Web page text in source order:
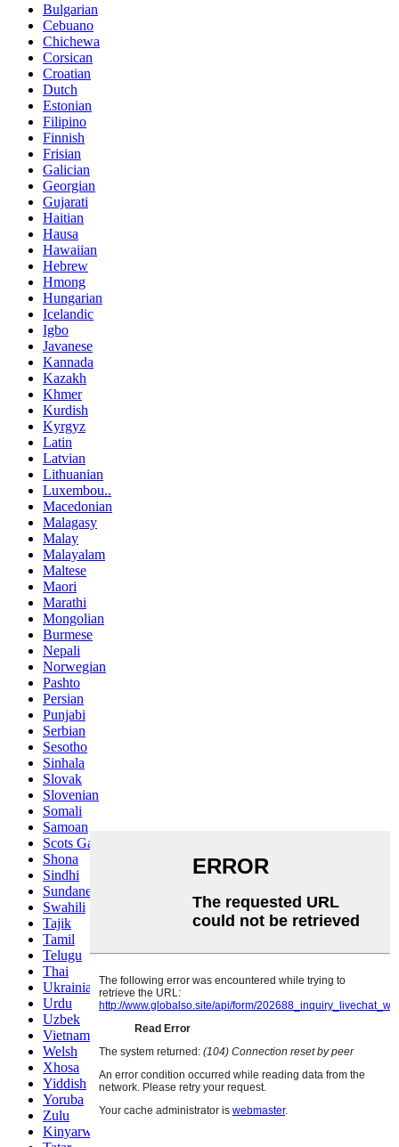
Bulgarian
Cebuano
Chichewa
Corsican
Croatian
Dutch
Estonian
Filipino
Finnish
Frisian
Galician
Georgian
Gujarati
Haitian
Hausa
Hawaiian
Hebrew
Hmong
Hungarian
Icelandic
Igbo
Javanese
Kannada
Kazakh
Khmer
Kurdish
Kyrgyz
Latin
Latvian
Lithuanian
Luxembou..
Macedonian
Malagasy
Malay
Malayalam
Maltese
Maori
Marathi
Mongolian
Burmese
Nepali
Norwegian
Pashto
Persian
Punjabi
Serbian
Sesotho
Sinhala
Slovak
Slovenian
Somali
Samoan
Scots Gaelic
Shona
Sindhi
Sundanese
Swahili
Tajik
Tamil
Telugu
Thai
Ukrainian
Urdu
Uzbek
Vietnamese
Welsh
Xhosa
Yiddish
Yoruba
Zulu
Kinyarwanda